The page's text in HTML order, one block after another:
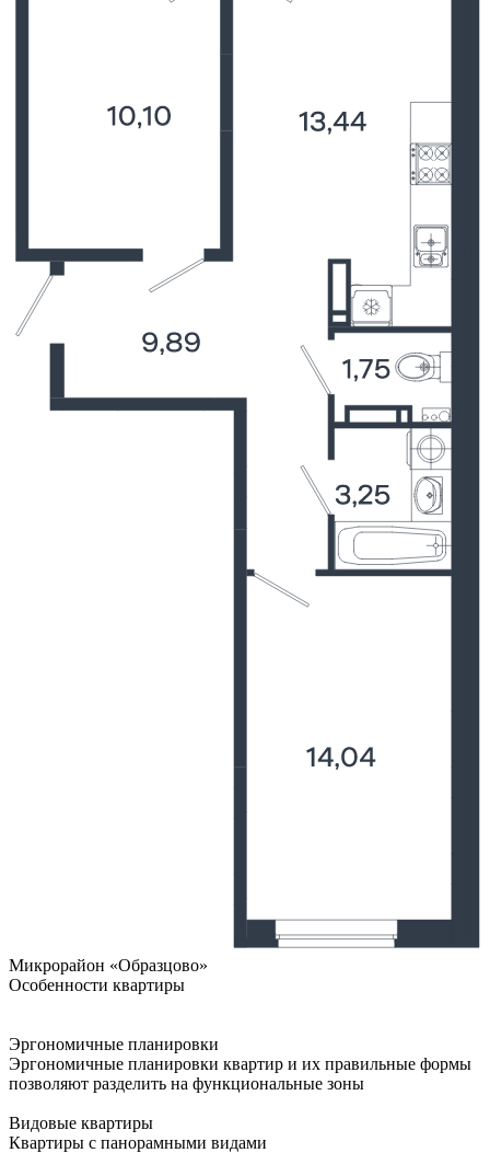
Микрорайон «Образцово»
Особенности квартиры
Эргономичные планировки
Эргономичные планировки квартир и их правильные формы
позволяют разделить на функциональные зоны
Видовые квартиры
Квартиры с панорамными видами